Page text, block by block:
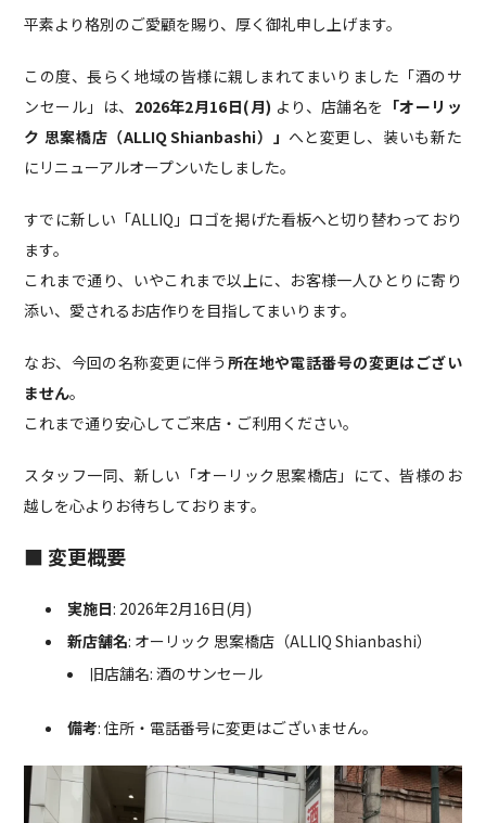
平素より格別のご愛顧を賜り、厚く御礼申し上げます。
この度、長らく地域の皆様に親しまれてまいりました「酒のサ
ンセール」は、 2026年2月16日(月) より、店舗名を 「オーリッ
ク 思案橋店（ALLIQ Shianbashi）」 へと変更し、装いも新た
にリニューアルオープンいたしました。
すでに新しい「ALLIQ」ロゴを掲げた看板へと切り替わっており
ます。
これまで通り、いやこれまで以上に、お客様一人ひとりに寄り
添い、愛されるお店作りを目指してまいります。
なお、今回の名称変更に伴う所在地や電話番号の変更はござい
ません。
これまで通り安心してご来店・ご利用ください。
スタッフ一同、新しい「オーリック思案橋店」にて、皆様のお
越しを心よりお待ちしております。
■ 変更概要
実施日: 2026年2月16日(月)
新店舗名: オーリック 思案橋店（ALLIQ Shianbashi）
旧店舗名: 酒のサンセール
備考: 住所・電話番号に変更はございません。